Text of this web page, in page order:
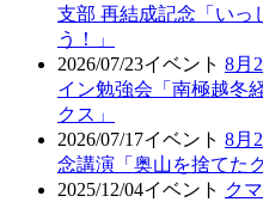
支部 再結成記念「いっ
う！」
2026/07/23イベント 8月
イン勉強会「南極越冬
クス」
2026/07/17イベント 8月
念講演「奥山を捨てた
2025/12/04イベント ク